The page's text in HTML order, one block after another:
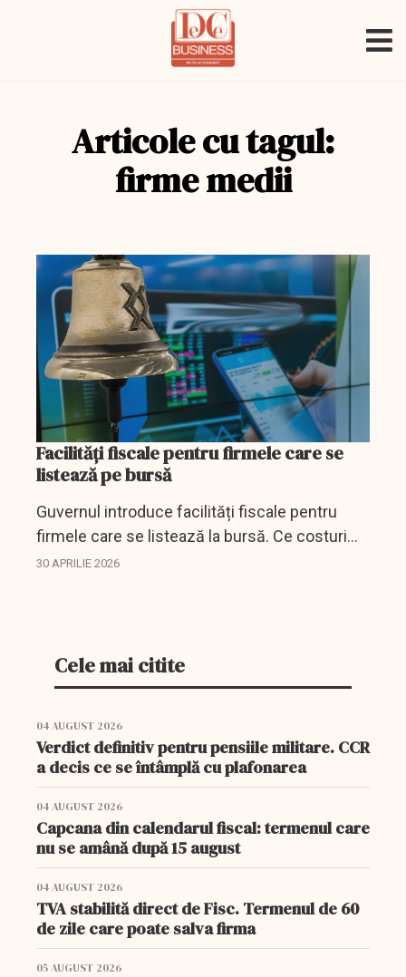
Articole cu tagul:
firme medii
Facilități fiscale pentru firmele care se
listează pe bursă
Guvernul introduce facilități fiscale pentru
firmele care se listează la bursă. Ce costuri
pot deduce companiile și cum se schimbă
30 APRILIE 2026
Cele mai citite
04 AUGUST 2026
Verdict definitiv pentru pensiile militare. CCR
a decis ce se întâmplă cu plafonarea
04 AUGUST 2026
Capcana din calendarul fiscal: termenul care
nu se amână după 15 august
04 AUGUST 2026
TVA stabilită direct de Fisc. Termenul de 60
de zile care poate salva firma
05 AUGUST 2026